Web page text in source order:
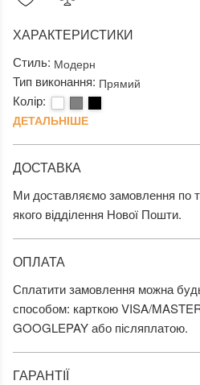
ХАРАКТЕРИСТИКИ
Стиль: Модерн
Тип виконання: Прямий
Колір:
ДЕТАЛЬНІШЕ
ДОСТАВКА
Ми доставляємо замовлення по
якого відділення Нової Пошти.
ОПЛАТА
Сплатити замовлення можна
способом: карткою VISA/
GOOGLEPAY або післяплатою.
ГАРАНТІЇ